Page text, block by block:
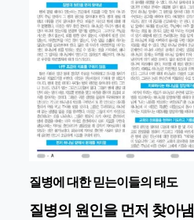
질병에 대한 믿는이들의 태도
질병의 원인을 먼저 찾아냄